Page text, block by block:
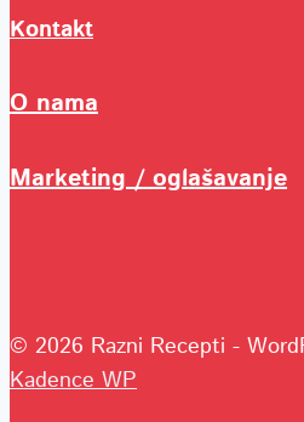
Kontakt
O nama
Marketing / oglašavanje
© 2026 Razni Recepti -
Kadence WP